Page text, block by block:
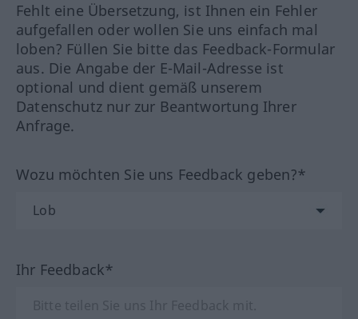
Fehlt eine Übersetzung, ist Ihnen ein Fehler
aufgefallen oder wollen Sie uns einfach mal
loben? Füllen Sie bitte das Feedback-Formular
aus. Die Angabe der E-Mail-Adresse ist
optional und dient gemäß unserem
Datenschutz nur zur Beantwortung Ihrer
Anfrage.
Wozu möchten Sie uns Feedback geben?*
Ihr Feedback*